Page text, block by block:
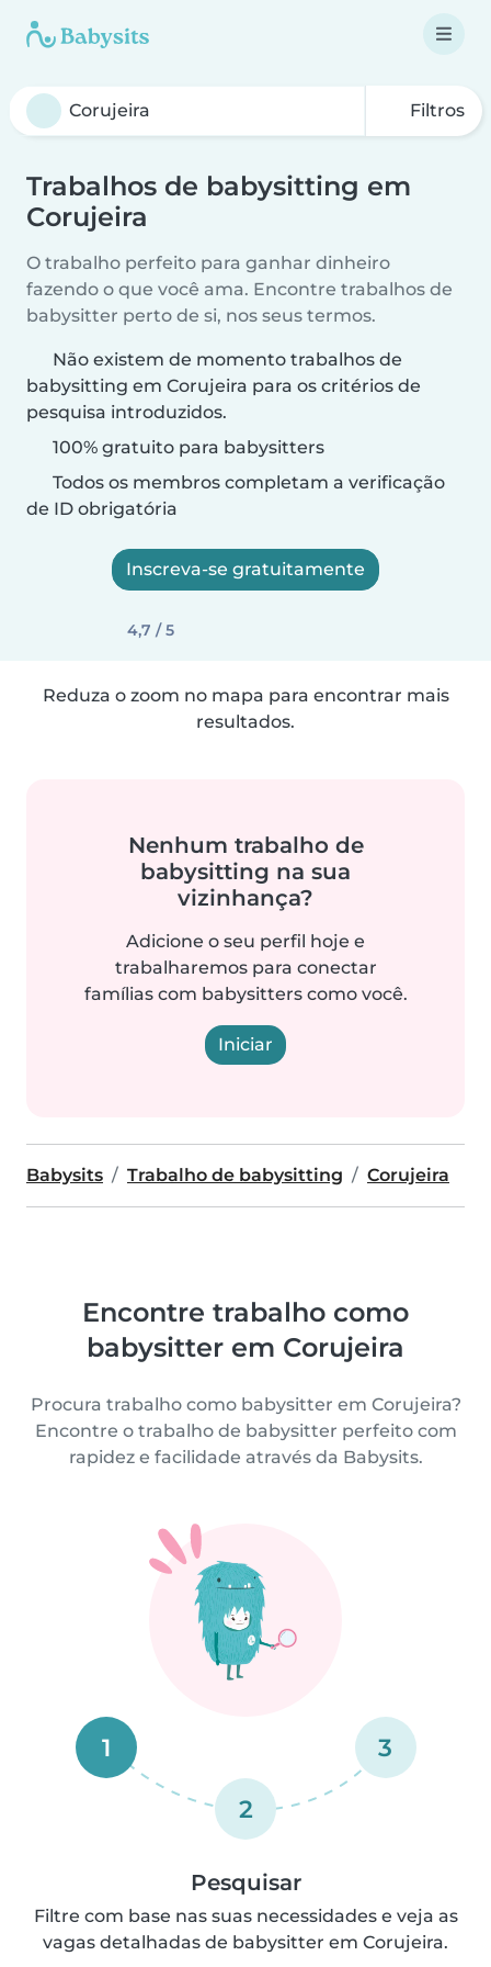
Filtros
Trabalhos de babysitting em
Corujeira
O trabalho perfeito para ganhar dinheiro
fazendo o que você ama. Encontre trabalhos de
babysitter perto de si, nos seus termos.
Não existem de momento trabalhos de
babysitting em Corujeira para os critérios de
pesquisa introduzidos.
100% gratuito para babysitters
Todos os membros completam a verificação
de ID obrigatória
Inscreva-se gratuitamente
4,7 / 5
Reduza o zoom no mapa para encontrar mais
resultados.
Nenhum trabalho de
babysitting na sua
vizinhança?
Adicione o seu perfil hoje e
trabalharemos para conectar
famílias com babysitters como você.
Iniciar
Babysits Trabalho de babysitting Corujeira
Encontre trabalho como
babysitter em Corujeira
Procura trabalho como babysitter em Corujeira?
Encontre o trabalho de babysitter perfeito com
rapidez e facilidade através da Babysits.
1
2
3
Pesquisar
Filtre com base nas suas necessidades e veja as
vagas detalhadas de babysitter em Corujeira.